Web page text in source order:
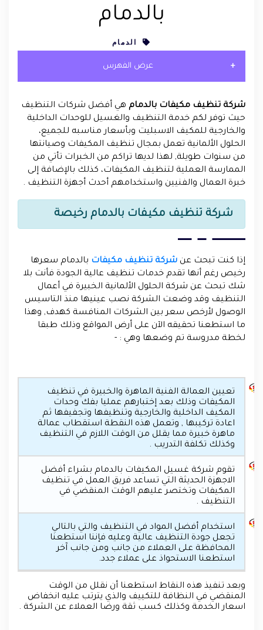
بالدمام
الدمام
عرض الفهرس
شركة تنظيف مكيفات بالدمام هي أفضل شركات التنظيف
حيث توفر لكم خدمة التنظيف والغسيل للوحدات الداخلية
والخارجية للمكيف الاسبليت وبأسعار مناسبه للجميع،
الحلول الألمانية تعمل بمجال تنظيف المكيفات وصيانتها
من سنوات طويلة, لهذا لديها تراكم من الخبرات تأتي من
الممارسة العملية لتنظيف المكيفات، كذلك بالإضافة إلى
خبرة العمال والفنيين واستخدامهم أحدث أجهزة التنظيف .
شركة تنظيف مكيفات بالدمام رخيصة
إذا كنت تبحث عن شركة تنظيف مكيفات بالدمام سعرها
رخيص رغم أنها تقدم خدمات تنظيف عالية الجودة فأنت بلا
شك تبحث عن شركة الحلول الألمانية الخبيرة في أعمال
التنظيف وقد وضعت الشركة نصب عينيها منذ التاسيس
الوصول لأرخص سعر بين الشركات المنافسة كهدف, وهذا
ما استطعنا تحقيقه الآن على أرض المواقع وذلك طبقا
لخطة مدروسة تم وضعها وهي : -
تعيين العمالة الفنية الماهرة والخبيرة في تنظيف
المكيفات وذلك بعد إختبارهم عمليا بفك وحدات
المكيف الداخلية والخارجية وتنظيفها وتجفيفها ثم
اعادة تركيبها , وتعمل هذه النقطة استقطاب عمالة
ماهرة خبيرة مما يقلل من الوقت اللازم في التنظيف
وكذلك تكلفة التدريب .
تقوم شركة غسيل المكيفات بالدمام بشراء أفضل
الاجهزة الحديثة التي تساعد فريق العمل في تنظيف
المكيفات وتختصر عليهم الوقت المنقضي في
التنظيف .
استخدام أفضل المواد في التنظيف والتي بالتالي
تجعل جودة التنظيف عالية وعليه فإننا استطعنا
المحافظة على العملاء من جانب ومن جانب آخر
استطعنا الاستحواذ على عملاء جدد.
وبعد تنفيذ هذه النقاط استطعنا أن نقلل من الوقت
المنقضي في النظافة للتكييف والذي يترتب عليه انخفاض
اسعار الخدمة وكذلك كسب ثقة ورضا العملاء عن الشركة .